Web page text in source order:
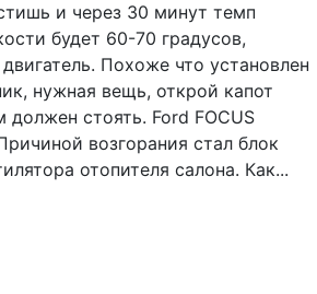
и через 30 минут темп
будет 60-70 градусов,
Похоже что установлен
нужная вещь, открой капот
должен стоять. Ford FOCUS
возгорания стал блок
отопителя салона. Как...